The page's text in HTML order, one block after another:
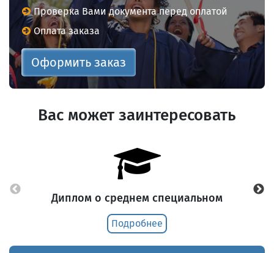
Проверка Вами документа перед оплатой
Оплата заказа
Оформить заказ
Вас может заинтересовать
Диплом о среднем специальном
Подробнее